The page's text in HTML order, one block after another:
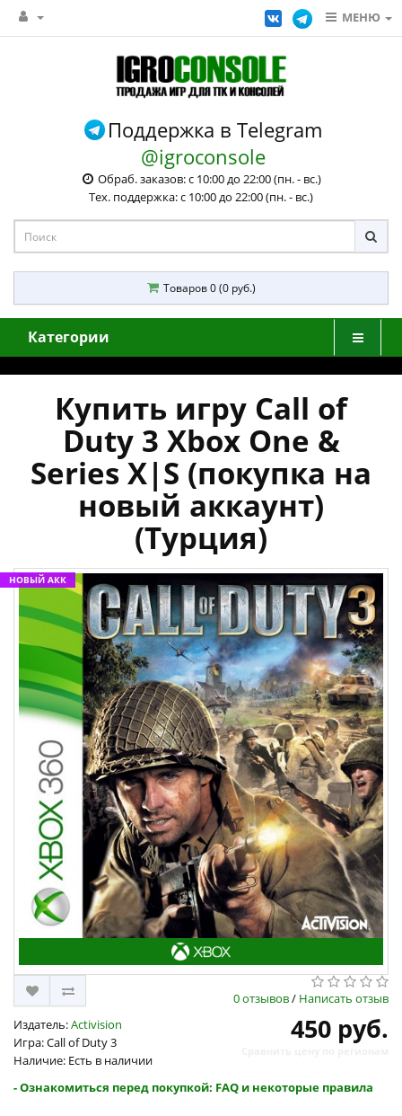
МЕНЮ
Поддержка в Telegram
@igroconsole
Обраб. заказов: с 10:00 до 22:00 (пн. - вс.)
Тех. поддержка: с 10:00 до 22:00 (пн. - вс.)
Товаров 0 (0 руб.)
Категории
Купить игру Call of
Duty 3 Xbox One &
Series X|S (покупка на
новый аккаунт)
(Турция)
НОВЫЙ АКК
0 отзывов/ Написать отзыв
Издатель:Activision
Игра: Call of Duty 3
Наличие: Есть в наличии
450 руб.
- Ознакомиться перед покупкой: FAQ и некоторые правила